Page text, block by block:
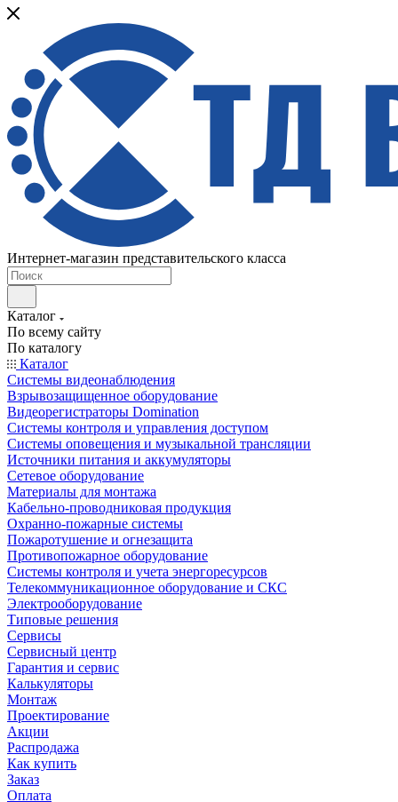
Интернет-магазин представительского класса
Каталог
По всему сайту
По каталогу
Каталог
Системы видеонаблюдения
Взрывозащищенное оборудование
Видеорегистраторы Domination
Системы контроля и управления доступом
Системы оповещения и музыкальной трансляции
Источники питания и аккумуляторы
Сетевое оборудование
Материалы для монтажа
Кабельно-проводниковая продукция
Охранно-пожарные системы
Пожаротушение и огнезащита
Противопожарное оборудование
Системы контроля и учета энергоресурсов
Телекоммуникационное оборудование и СКС
Электрооборудование
Типовые решения
Сервисы
Сервисный центр
Гарантия и сервис
Калькуляторы
Монтаж
Проектирование
Акции
Распродажа
Как купить
Заказ
Оплата